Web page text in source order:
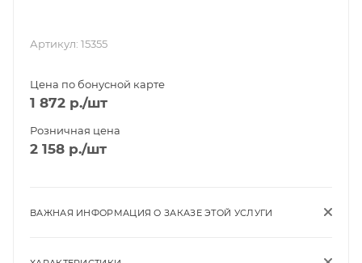
Артикул: 15355
Цена по бонусной карте
1 872 р./шт
Розничная цена
2 158 р./шт
ВАЖНАЯ ИНФОРМАЦИЯ О ЗАКАЗЕ ЭТОЙ УСЛУГИ